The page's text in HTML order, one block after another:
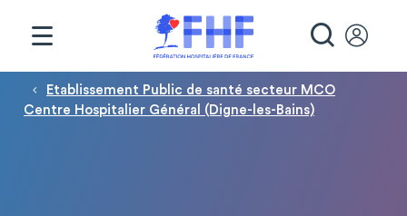
Fil d'Ariane
Etablissement Public de santé secteur MCO
Centre Hospitalier Général (Digne-les-Bains)
Panneau de gestion des cookies